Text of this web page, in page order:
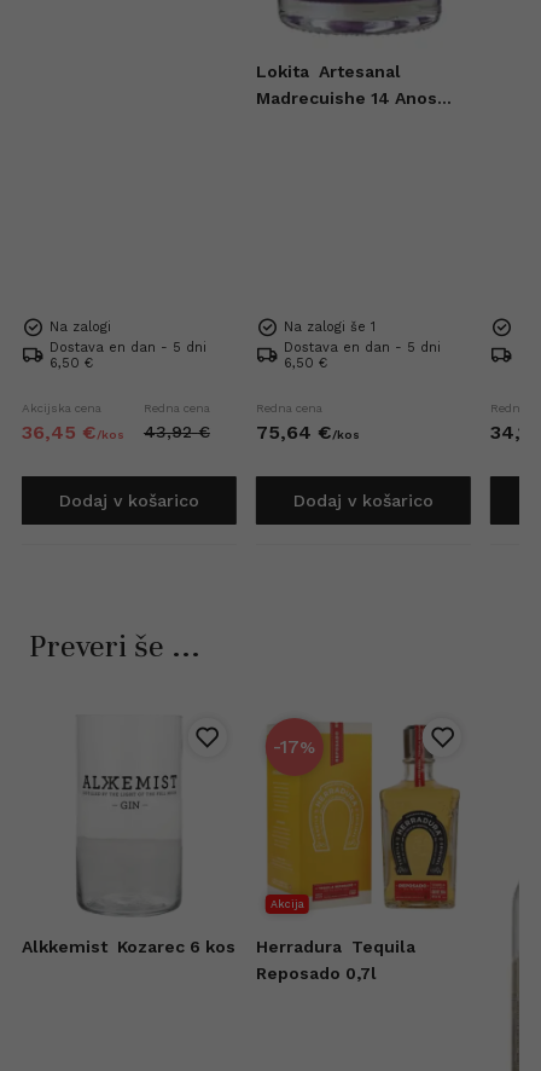
Na zalogi
Dostava en dan - 5 dni
6,50 €
Akcijska cena
36,45 €/kos
Redna cena
43,92 €
Dodaj v košarico
Lokita Artesanal
Madrecuishe 14 Anos
Na zalogi še 1
Dostava en dan - 5 dni
6,50 €
Redna cena
75,64 €/kos
Dodaj v košarico
Redna
34,16
Preveri še ...
Alkkemist Kozarec 6 kos
-17%
Akcija
Herradura Tequila
Reposado 0,7l